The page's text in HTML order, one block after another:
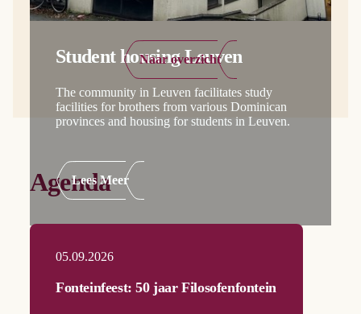
Student housing Leuven
The community in Leuven facilitates study
facilities for brothers from various Dominican
provinces and housing for students in Leuven.
Lees Meer
Naar overzicht
Agenda
05.09.2026
Fonteinfeest: 50 jaar Filosofenfontein